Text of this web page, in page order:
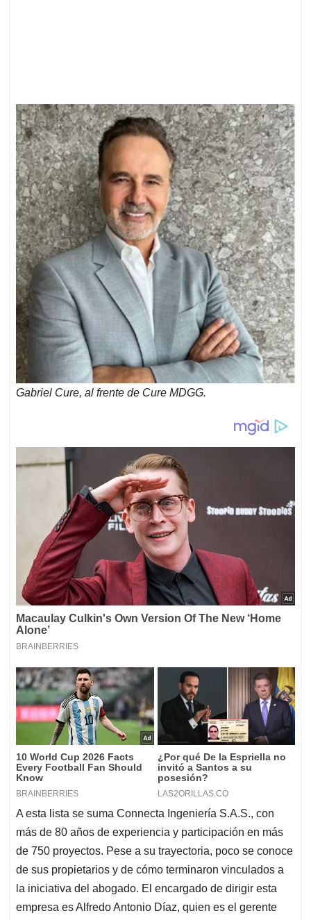
Gabriel Cure, al frente de Cure MDGG.
A esta lista se suma Connecta Ingeniería S.A.S., con
más de 80 años de experiencia y participación en más
de 750 proyectos. Pese a su trayectoria, poco se conoce
de sus propietarios y de cómo terminaron vinculados a
la iniciativa del abogado. El encargado de dirigir esta
empresa es Alfredo Antonio Díaz, quien es el gerente